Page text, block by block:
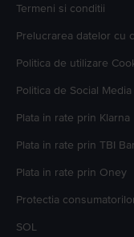
Termeni si conditii
Prelucrarea datelor cu
Politica de utilizare
Politica de Social Media
Plata in rate prin Klarna
Plata in rate prin TBI
Plata in rate prin Oney
Protectia
SOL